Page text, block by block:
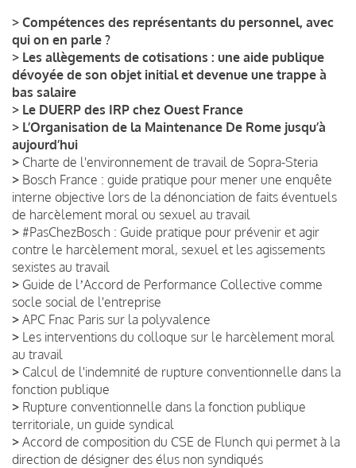
> Compétences des représentants du personnel, avec
qui on en parle ?
> Les allègements de cotisations : une aide publique
dévoyée de son objet initial et devenue une trappe à
bas salaire
> Le DUERP des IRP chez Ouest France
> L’Organisation de la Maintenance De Rome jusqu’à
aujourd’hui
> Charte de l'environnement de travail de Sopra-Steria
> Bosch France : guide pratique pour mener une enquête
interne objective lors de la dénonciation de faits éventuels
de harcèlement moral ou sexuel au travail
> #PasChezBosch : Guide pratique pour prévenir et agir
contre le harcèlement moral, sexuel et les agissements
sexistes au travail
> Guide de lʼAccord de Performance Collective comme
socle social de l'entreprise
> APC Fnac Paris sur la polyvalence
> Les interventions du colloque sur le harcèlement moral
au travail
> Calcul de l'indemnité de rupture conventionnelle dans la
fonction publique
> Rupture conventionnelle dans la fonction publique
territoriale, un guide syndical
> Accord de composition du CSE de Flunch qui permet à la
direction de désigner des élus non syndiqués